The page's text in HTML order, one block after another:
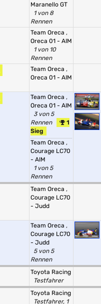
Maranello GT
1 von 8
Rennen
Team Oreca ,
Oreca 01 - AIM
1 von 10
Rennen
Team Oreca ,
Oreca 01 - AIM
Team Oreca ,
Oreca 01 - AIM
3 von 5
Rennen
1
Sieg
Team Oreca ,
Courage LC70
- AIM
1 von 5
Rennen
Team Oreca ,
Courage LC70
- Judd
Team Oreca ,
Courage LC70
- Judd
5 von 5
Rennen
Toyota Racing
Testfahrer
Toyota Racing
Testfahrer, 1